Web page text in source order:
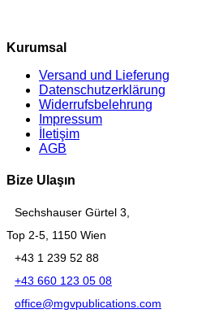
Kurumsal
Versand und Lieferung
Datenschutzerklärung
Widerrufsbelehrung
Impressum
İletişim
AGB
Bize Ulaşın
Sechshauser Gürtel 3,
Top 2-5, 1150 Wien
+43 1 239 52 88
+43 660 123 05 08
office@mgvpublications.com